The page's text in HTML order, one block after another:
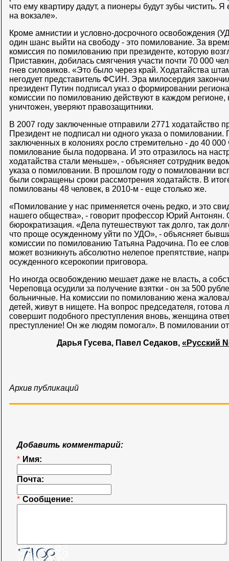
что ему квартиру дадут, а пионеры будут зубы чистить.
на вокзале».
Кроме амнистии и условно-досрочного освобождения
один шанс выйти на свободу - это помилование. За
комиссия по помилованию при президенте, которую
Приставкин, добилась смягчения участи почти 70 000
гнев силовиков. «Это было через край. Ходатайства
негодует представитель ФСИН. Эра милосердия
президент Путин подписал указ о формировании
комиссии по помилованию действуют в каждом регионе,
уничтожен, уверяют правозащитники.
В 2007 году заключенные отправили 2771 ходатайство
Президент не подписал ни одного указа о помиловании.
заключенных в колониях росло стремительно - до 40 000
помилование была подорвана. И это отразилось на
ходатайства стали меньше», - объясняет сотрудник
указа о помиловании. В прошлом году о помиловании
были сокращены сроки рассмотрения ходатайств. В
помилованы 48 человек, в 2010-м - еще столько же.
«Помилование у нас применяется очень редко, и это
нашего общества», - говорит профессор Юрий Антонян.
бюрократизация. «Дела путешествуют так долго, так
что проще осужденному уйти по УДО», - объясняет
комиссии по помилованию Татьяна Радочина. По ее
может возникнуть абсолютно нелепое препятствие,
осужденного ксерокопии приговора.
Но иногда освобождению мешает даже не власть, а
Череповца осудили за получение взятки - он за 500
больничные. На комиссии по помилованию жена
детей, живут в нищете. На вопрос председателя, готова
совершит подобного преступления вновь, женщина
преступление! Он же людям помогал». В помиловании
Дарья Гусева, Павел Седаков, «Русский
Архив публикаций
Добавить комментарий:
* Имя:
Почта:
* Сообщение: